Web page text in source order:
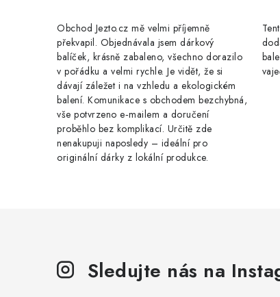
Obchod Jezto.cz mě velmi příjemně
překvapil. Objednávala jsem dárkový
balíček, krásně zabaleno, všechno dorazilo
v pořádku a velmi rychle. Je vidět, že si
dávají záležet i na vzhledu a ekologickém
balení. Komunikace s obchodem bezchybná,
vše potvrzeno e‑mailem a doručení
proběhlo bez komplikací. Určitě zde
nenakupuji naposledy – ideální pro
originální dárky z lokální produkce.
Sledujte nás na